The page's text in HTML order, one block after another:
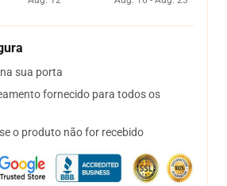
sua porta
fornecido para todos os
o produto não for recebido